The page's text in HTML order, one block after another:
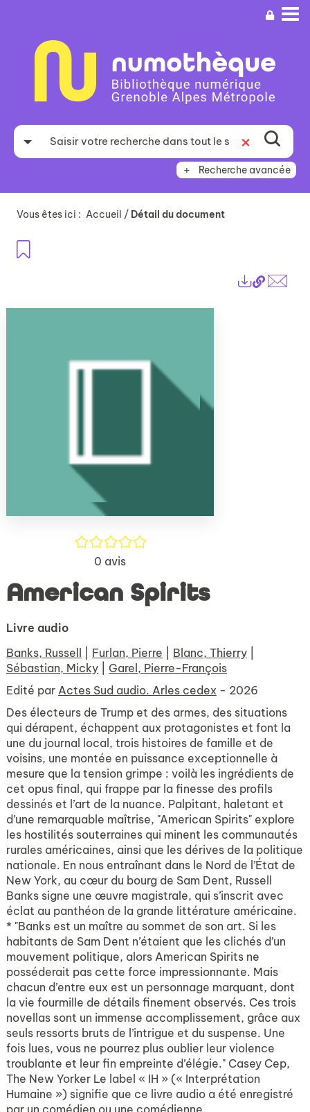
recherche
Recherche avancée
Vous êtes ici : Accueil / Détail du document
Lien
/5
0 avis
American Spirits
Livre audio
Banks, Russell
Furlan, Pierre Blanc, Thierry
Sébastian, Micky
Garel, Pierre-François
Edité par Actes Sud audio. Arles cedex - 2026
Des électeurs de Trump et des armes, des situations
qui dérapent, échappent aux protagonistes et font la
une du journal local, trois histoires de famille et de
voisins, une montée en puissance exceptionnelle à
mesure que la tension grimpe : voilà les ingrédients de
cet opus final, qui frappe par la finesse des profils
dessinés et l’art de la nuance. Palpitant, haletant et
d’une remarquable maîtrise, "American Spirits" explore
les hostilités souterraines qui minent les communautés
rurales américaines, ainsi que les dérives de la politique
nationale. En nous entraînant dans le Nord de l’État de
New York, au cœur du bourg de Sam Dent, Russell
Banks signe une œuvre magistrale, qui s’inscrit avec
éclat au panthéon de la grande littérature américaine.
* "Banks est un maître au sommet de son art. Si les
habitants de Sam Dent n’étaient que les clichés d’un
mouvement politique, alors American Spirits ne
posséderait pas cette force impressionnante. Mais
chacun d’entre eux est un personnage marquant, dont
la vie fourmille de détails finement observés. Ces trois
novellas sont un immense accomplissement, grâce aux
seuls ressorts bruts de l’intrigue et du suspense. Une
fois lues, vous ne pourrez plus oublier leur violence
troublante et leur fin empreinte d’élégie." Casey Cep,
The New Yorker Le label « IH » (« Interprétation
Humaine ») signifie que ce livre audio a été enregistré
par un comédien ou une comédienne.